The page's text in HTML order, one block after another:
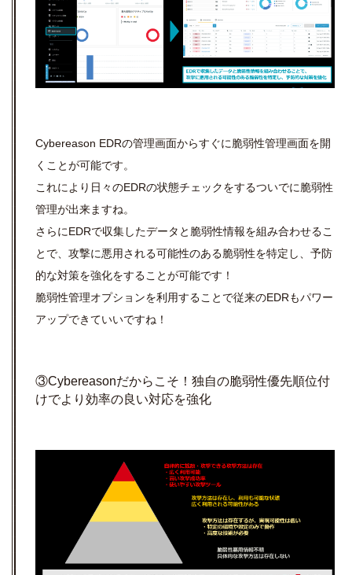
Cybereason EDRの管理画面からすぐに脆弱性管理画面を開
くことが可能です。
これにより日々のEDRの状態チェックをするついでに脆弱性
管理が出来ますね。
さらにEDRで収集したデータと脆弱性情報を組み合わせるこ
とで、攻撃に悪用される可能性のある脆弱性を特定し、予防
的な対策を強化をすることが可能です！
脆弱性管理オプションを利用することで従来のEDRもパワー
アップできていいですね！
③Cybereasonだからこそ！独自の脆弱性優先順位付
けでより効率の良い対応を強化